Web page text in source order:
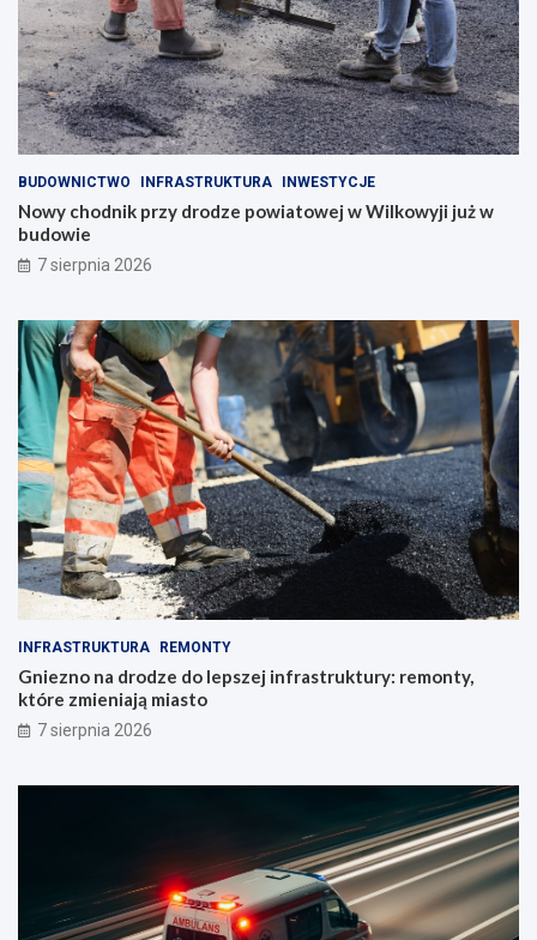
BUDOWNICTWO INFRASTRUKTURA INWESTYCJE
Nowy chodnik przy drodze powiatowej w Wilkowyji już w
budowie
7 sierpnia 2026
INFRASTRUKTURA REMONTY
Gniezno na drodze do lepszej infrastruktury: remonty,
które zmieniają miasto
7 sierpnia 2026